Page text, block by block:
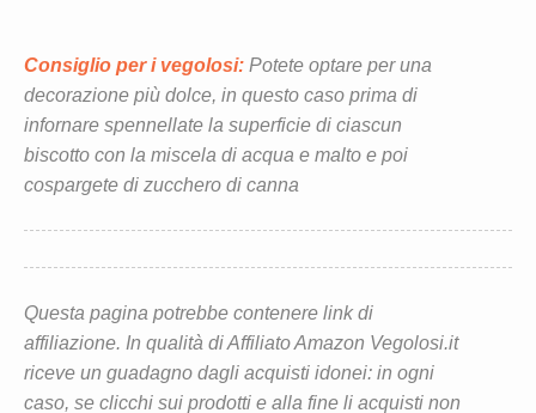
Consiglio per i vegolosi: Potete optare per una
decorazione più dolce, in questo caso prima di
infornare spennellate la superficie di ciascun
biscotto con la miscela di acqua e malto e poi
cospargete di zucchero di canna
Questa pagina potrebbe contenere link di
affiliazione. In qualità di Affiliato Amazon Vegolosi.it
riceve un guadagno dagli acquisti idonei: in ogni
caso, se clicchi sui prodotti e alla fine li acquisti non